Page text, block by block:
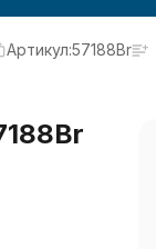
Артикул:57188Br